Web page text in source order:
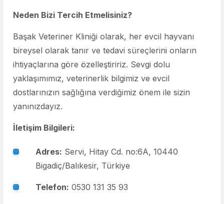
Neden Bizi Tercih Etmelisiniz?
Başak Veteriner Kliniği olarak, her evcil hayvanı
bireysel olarak tanır ve tedavi süreçlerini onların
ihtiyaçlarına göre özelleştiririz. Sevgi dolu
yaklaşımımız, veterinerlik bilgimiz ve evcil
dostlarınızın sağlığına verdiğimiz önem ile sizin
yanınızdayız.
İletişim Bilgileri:
Adres: Servi, Hitay Cd. no:6A, 10440
Bigadiç/Balıkesir, Türkiye
Telefon: 0530 131 35 93